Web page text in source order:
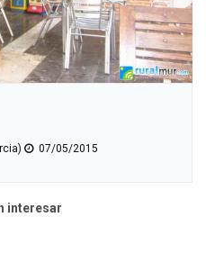
07/05/2015
interesar